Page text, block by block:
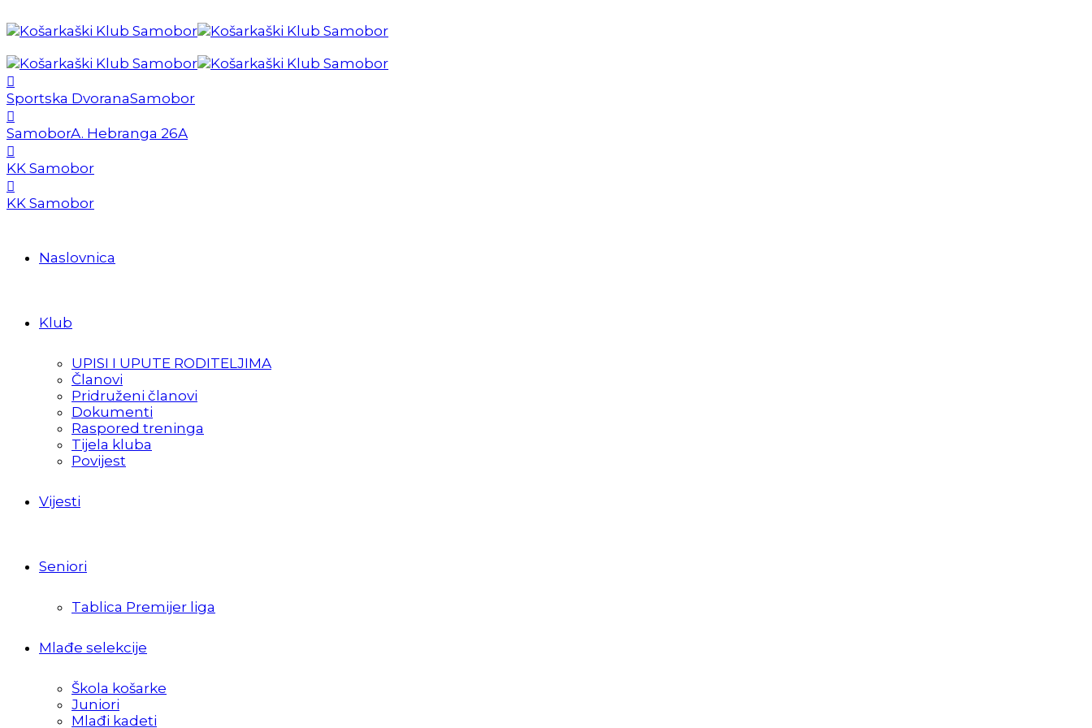
Sportska DvoranaSamobor
SamoborA. Hebranga 26A
KK Samobor
KK Samobor
Naslovnica
Klub
UPISI I UPUTE RODITELJIMA
Članovi
Pridruženi članovi
Dokumenti
Raspored treninga
Tijela kluba
Povijest
Vijesti
Seniori
Tablica Premijer liga
Mlađe selekcije
Škola košarke
Juniori
Mlađi kadeti